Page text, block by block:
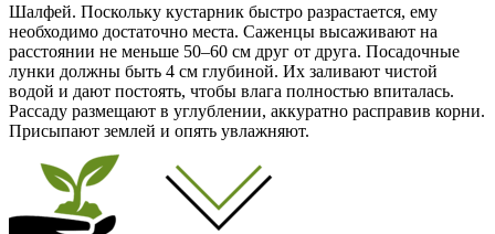
Шалфей. Поскольку кустарник быстро разрастается, ему
необходимо достаточно места. Саженцы высаживают на
расстоянии не меньше 50–60 см друг от друга. Посадочные
лунки должны быть 4 см глубиной. Их заливают чистой
водой и дают постоять, чтобы влага полностью впиталась.
Рассаду размещают в углублении, аккуратно расправив корни.
Присыпают землей и опять увлажняют.